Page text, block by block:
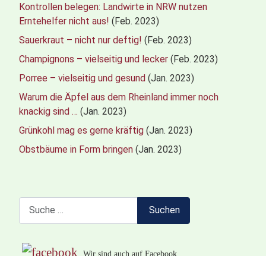
Kontrollen belegen: Landwirte in NRW nutzen
Erntehelfer nicht aus! (Feb. 2023)
Sauerkraut – nicht nur deftig! (Feb. 2023)
Champignons – vielseitig und lecker (Feb. 2023)
Porree – vielseitig und gesund (Jan. 2023)
Warum die Äpfel aus dem Rheinland immer noch
knackig sind … (Jan. 2023)
Grünkohl mag es gerne kräftig (Jan. 2023)
Obstbäume in Form bringen (Jan. 2023)
Suchen
Wir sind auch auf Facebook